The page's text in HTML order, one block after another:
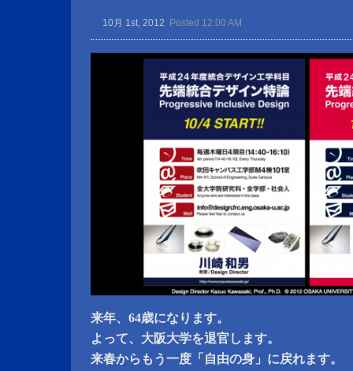
10月 1st, 2012 Posted 12:00 AM
来年、64歳になります。
よって、大阪大学を退官します。
来春からもう一度「自由の身」に戻れます。